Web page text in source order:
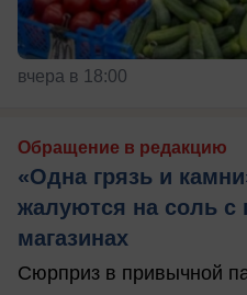
вчера в 18:00
Обращение в редакцию
«Одна грязь и
жалуются на соль с
магазинах
Сюрприз в привычной